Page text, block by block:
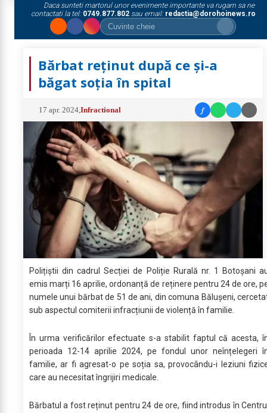
Daca sunteti martorul unor evenimente importante va rugam sa ne
contactati la tel: 0749.877.802sau email: redactia@dorohoinews.ro
Bărbat reținut după ce și-a
băgat soția în spital
17 apr. 2024 ,Infractional f
Polițiștii din cadrul Secției de Poliție Rurală nr. 1 Botoșani
emis marți 16 aprilie, ordonanță de reținere pentru 24 de ore,
numele unui bărbat de 51 de ani, din comuna Bălușeni,
sub aspectul comiterii infracțiunii de violență în familie.
În urma verificărilor efectuate s-a stabilit faptul că acesta,
perioada 12-14 aprilie 2024, pe fondul unor neînțelegeri
familie, ar fi agresat-o pe soția sa, provocându-i leziuni
care au necesitat îngrijiri medicale.
Bărbatul a fost reținut pentru 24 de ore, fiind introdus în